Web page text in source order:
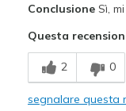
Breathe Well
Comfortable
ConclusioneSì,
Questa
2 0
segnalare questa